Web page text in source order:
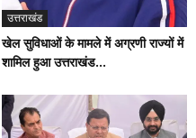
उत्तराखंड
खेल सुविधाओं के मामले में अग्रणी राज्यों में
शामिल हुआ उत्तराखंड...